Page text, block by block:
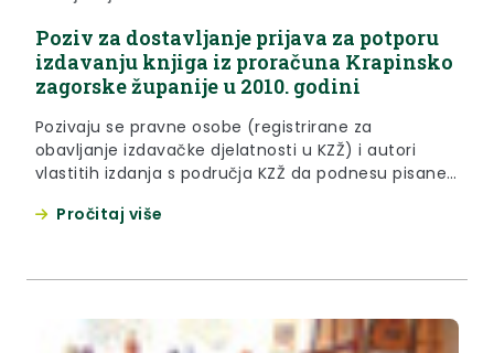
Poziv za dostavljanje prijava za potporu
izdavanju knjiga iz proračuna Krapinsko
zagorske županije u 2010. godini
Pozivaju se pravne osobe (registrirane za
obavljanje izdavačke djelatnosti u KZŽ) i autori
vlastitih izdanja s područja KZŽ da podnesu pisane i
proznih, pjesničkih, književno-esejističkih djela koje
Pročitaj više